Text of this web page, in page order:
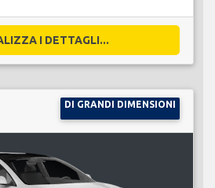
I DETTAGLI...
DI GRANDI DIMENSIONI